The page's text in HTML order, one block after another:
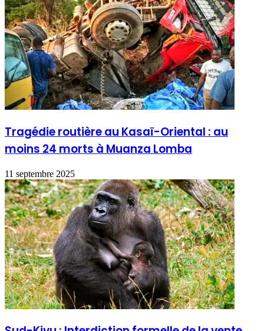
Tragédie routière au Kasaï-Oriental : au
moins 24 morts à Muanza Lomba
11 septembre 2025